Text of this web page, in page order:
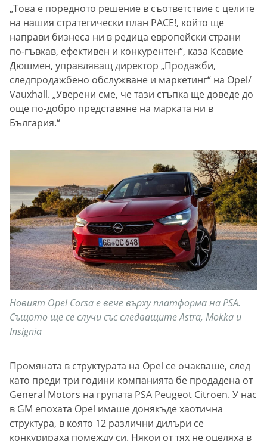
„Това е поредното решение в съответствие с целите
на нашия стратегически план PACE!, който ще
направи бизнеса ни в редица европейски страни
по-гъвкав, ефективен и конкурентен“, каза Ксавие
Дюшмен, управляващ директор „Продажби,
следпродажбено обслужване и маркетинг“ на Opel/
Vauxhall. „Уверени сме, че тази стъпка ще доведе до
още по-добро представяне на марката ни в
България.“
Новият Opel Corsa е вече върху платформа на PSA.
Същото ще се случи със следващите Astra, Mokka и
Insignia
Промяната в структурата на Opel се очакваше, след
като преди три години компанията бе продадена от
General Motors на групата PSA Peugeot Citroen. У нас
в GM епохата Opel имаше донякъде хаотична
структура, в която 12 различни дилъри се
конкурираха помежду си. Някои от тях не оцеляха в